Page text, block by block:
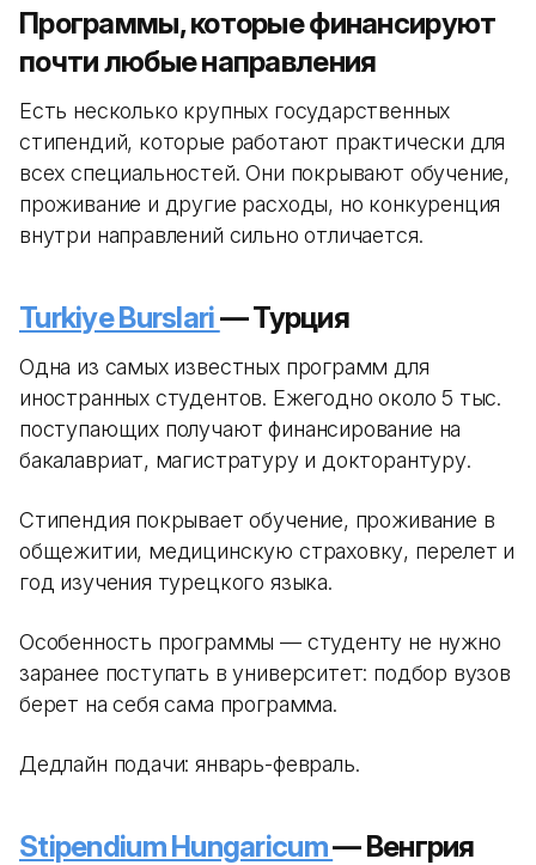
Программы, которые финансируют
почти любые направления
Есть несколько крупных государственных
стипендий, которые работают практически для
всех специальностей. Они покрывают обучение,
проживание и другие расходы, но конкуренция
внутри направлений сильно отличается.
Turkiye Burslari— Турция
Одна из самых известных программ для
иностранных студентов. Ежегодно около 5 тыс.
поступающих получают финансирование на
бакалавриат, магистратуру и докторантуру.
Стипендия покрывает обучение, проживание в
общежитии, медицинскую страховку, перелет и
год изучения турецкого языка.
Особенность программы — студенту не нужно
заранее поступать в университет: подбор вузов
берет на себя сама программа.
Дедлайн подачи: январь-февраль.
Stipendium Hungaricum— Венгрия